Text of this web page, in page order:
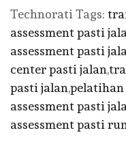
Technorati Tags:
assessment pasti
assessment pasti
center pasti jalan,
pasti jalan,
assessment pasti
assessment pasti